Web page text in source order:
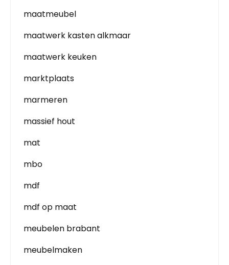
maatmeubel
maatwerk kasten alkmaar
maatwerk keuken
marktplaats
marmeren
massief hout
mat
mbo
mdf
mdf op maat
meubelen brabant
meubelmaken